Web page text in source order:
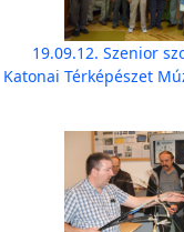
19.09.12. Szenior
Katonai Térképészet